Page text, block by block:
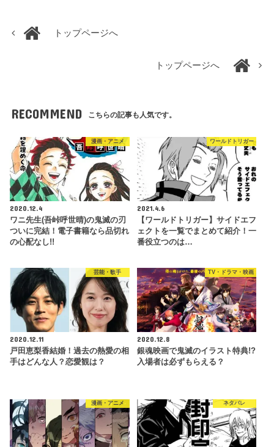
トップページへ
トップページへ
RECOMMEND こちらの記事も人気です。
漫画・アニメ
2020.12.4
ワニ先生(吾峠呼世晴)の鬼滅の刃
ついに完結！電子書籍なら品切れ
の心配なし!!
ワールドトリガー
2021.4.6
【ワールドトリガー】サイドエフ
ェクトを一覧でまとめて紹介！一
番役立つのは…
芸能・歌手
2020.12.11
戸田恵梨香結婚！過去の熱愛の相
手はどんな人？恋愛観は？
TV・ドラマ・映画
2020.12.8
銀魂映画で鬼滅のイラスト特典!?
入場者は必ずもらえる？
漫画・アニメ ネタバレ